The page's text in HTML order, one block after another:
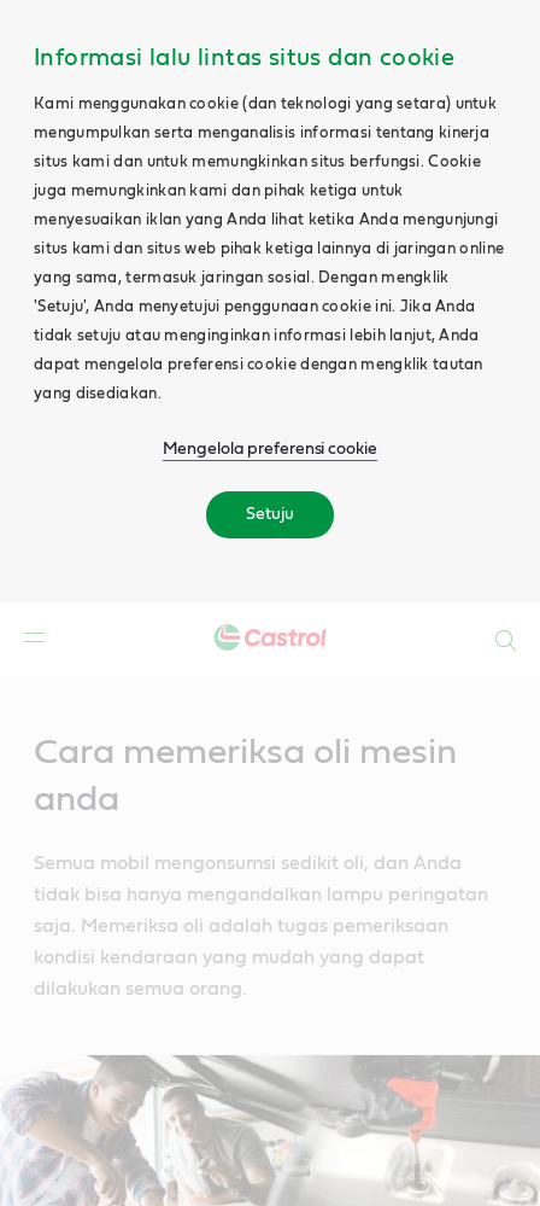
Informasi lalu lintas situs dan cookie
Kami menggunakan cookie (dan teknologi yang setara) untuk
mengumpulkan serta menganalisis informasi tentang kinerja
situs kami dan untuk memungkinkan situs berfungsi. Cookie
juga memungkinkan kami dan pihak ketiga untuk
menyesuaikan iklan yang Anda lihat ketika Anda mengunjungi
situs kami dan situs web pihak ketiga lainnya di jaringan online
yang sama, termasuk jaringan sosial. Dengan mengklik
'Setuju', Anda menyetujui penggunaan cookie ini. Jika Anda
tidak setuju atau menginginkan informasi lebih lanjut, Anda
dapat mengelola preferensi cookie dengan mengklik tautan
yang disediakan.
Mengelola preferensi cookie
Setuju
Cara memeriksa oli mesin
anda
Semua mobil mengonsumsi sedikit oli, dan Anda
tidak bisa hanya mengandalkan lampu peringatan
saja. Memeriksa oli adalah tugas pemeriksaan
kondisi kendaraan yang mudah yang dapat
dilakukan semua orang.